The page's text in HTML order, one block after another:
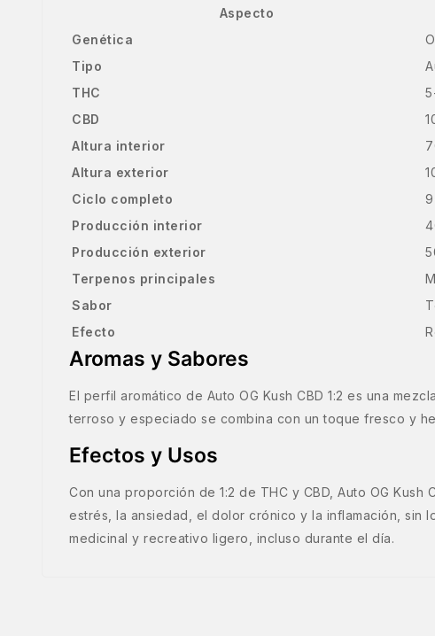
Aspecto
Genética
Tipo
THC
CBD
Altura interior
Altura exterior
Ciclo completo
Producción interior
Producción exterior
Terpenos principales
Sabor
Efecto
Aromas y Sabores
El perfil aromático de Auto OG Kush CBD 1:2 es una
terroso y especiado se combina con un toque fresco y
Efectos y Usos
Con una proporción de 1:2 de THC y CBD, Auto OG
estrés, la ansiedad, el dolor crónico y la inflamación, sin
medicinal y recreativo ligero, incluso durante el día.